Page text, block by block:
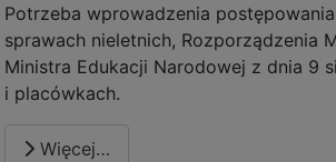
Potrzeba wprowadzenia
sprawach nieletnich, Rozporządzenia
Ministra Edukacji Narodowej z dnia 9
i placówkach.
Więcej…